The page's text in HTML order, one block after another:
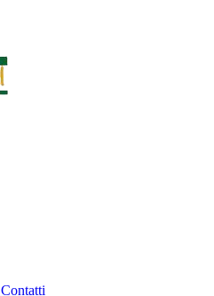
Contatti